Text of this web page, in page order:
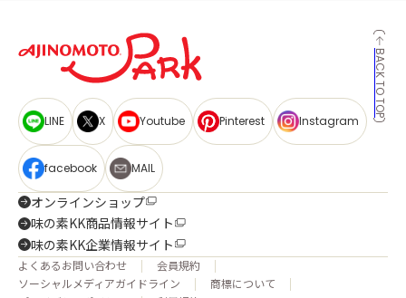
BACK TO TOP
LINE X Youtube Pinterest Instagram
facebook MAIL
オンラインショップ
味の素KK商品情報サイト
味の素KK企業情報サイト
よくあるお問い合わせ
会員規約
ソーシャルメディアガイドライン
商標について